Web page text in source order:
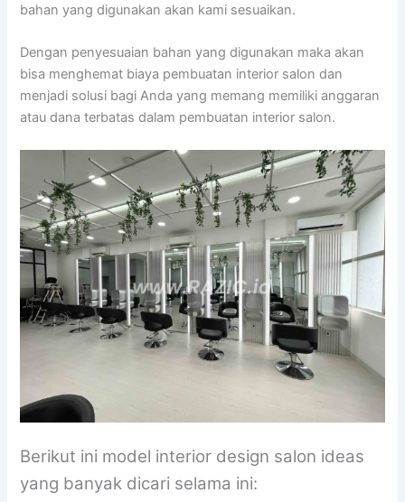
bahan yang digunakan akan kami sesuaikan.
Dengan penyesuaian bahan yang digunakan maka akan
bisa menghemat biaya pembuatan interior salon dan
menjadi solusi bagi Anda yang memang memiliki anggaran
atau dana terbatas dalam pembuatan interior salon.
Berikut ini model interior design salon ideas
yang banyak dicari selama ini: